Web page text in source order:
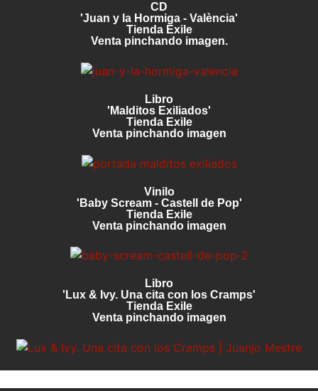
CD
'Juan y la Hormiga - València'
Tienda Exile
Venta pinchando imagen.
Libro
'Malditos Exiliados'
Tienda Exile
Venta pinchando imagen
Vinilo
'Baby Scream - Castell de Pop'
Tienda Exile
Venta pinchando imagen
Libro
'Lux & Ivy. Una cita con los Cramps'
Tienda Exile
Venta pinchando imagen